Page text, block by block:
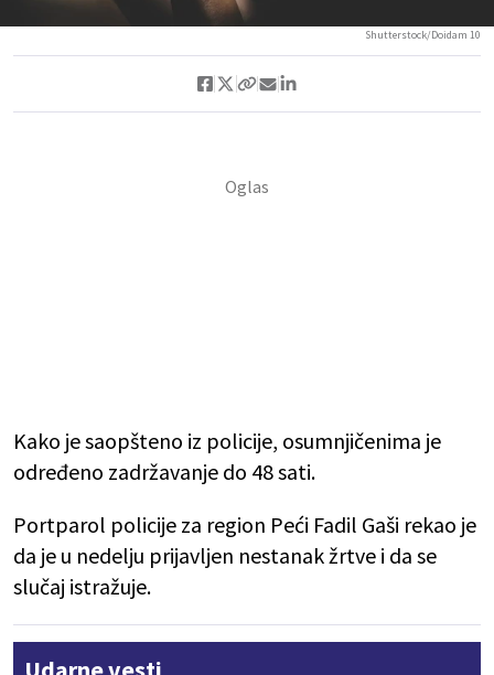
Shutterstock/Doidam 10
Kako je saopšteno iz policije, osumnjičenima je
određeno zadržavanje do 48 sati.
Portparol policije za region Peći Fadil Gaši rekao je
da je u nedelju prijavljen nestanak žrtve i da se
slučaj istražuje.